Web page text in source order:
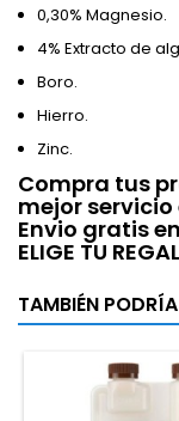
0,30% Magnesio.
4% Extracto de
Boro.
Hierro.
Zinc.
Compra tus
mejor
Envio gratis
ELIGE TU
TAMBIÉN PODRÍA